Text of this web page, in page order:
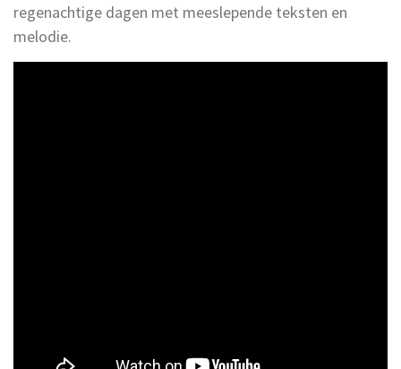
regenachtige dagen met meeslepende teksten en
melodie.